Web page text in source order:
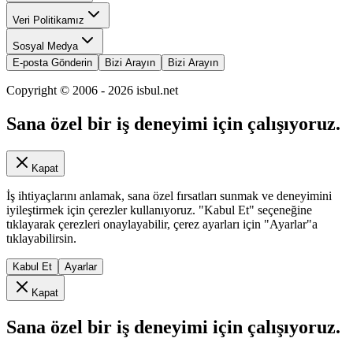
Veri Politikamız
Sosyal Medya
E-posta Gönderin
Bizi Arayın Bizi Arayın
Copyright © 2006 - 2026 isbul.net
Sana özel bir iş deneyimi için çalışıyoruz.
Kapat
İş ihtiyaçlarını anlamak, sana özel fırsatları sunmak ve deneyimini
iyileştirmek için çerezler kullanıyoruz. "Kabul Et" seçeneğine
tıklayarak çerezleri onaylayabilir, çerez ayarları için "Ayarlar"a
tıklayabilirsin.
Kabul Et Ayarlar
Kapat
Sana özel bir iş deneyimi için çalışıyoruz.